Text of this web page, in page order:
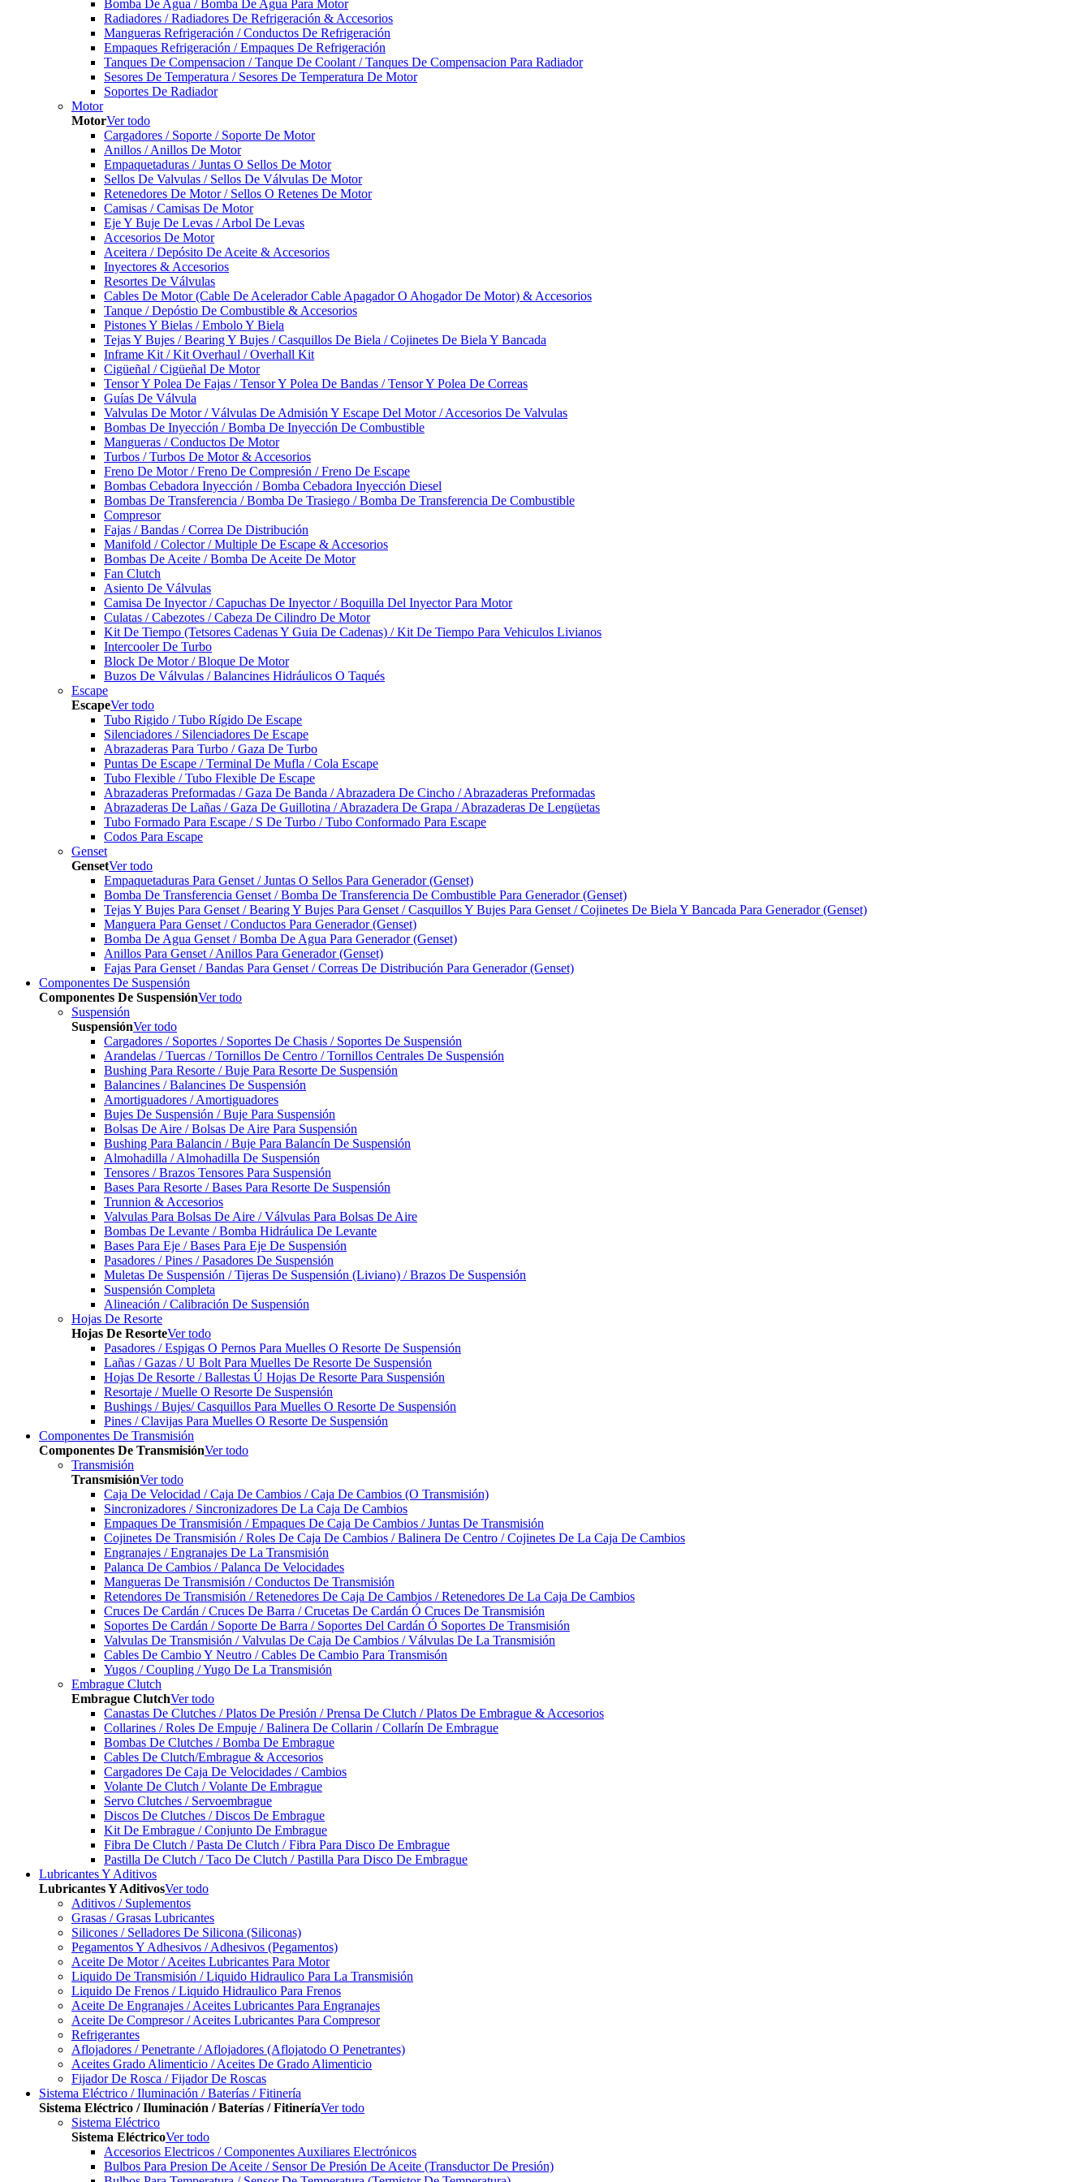
Bomba De Agua / Bomba De Agua Para Motor
Radiadores / Radiadores De Refrigeración & Accesorios
Mangueras Refrigeración / Conductos De Refrigeración
Empaques Refrigeración / Empaques De Refrigeración
Tanques De Compensacion / Tanque De Coolant / Tanques De Compensacion Para Radiador
Sesores De Temperatura / Sesores De Temperatura De Motor
Soportes De Radiador
Motor
MotorVer todo
Cargadores / Soporte / Soporte De Motor
Anillos / Anillos De Motor
Empaquetaduras / Juntas O Sellos De Motor
Sellos De Valvulas / Sellos De Válvulas De Motor
Retenedores De Motor / Sellos O Retenes De Motor
Camisas / Camisas De Motor
Eje Y Buje De Levas / Arbol De Levas
Accesorios De Motor
Aceitera / Depósito De Aceite & Accesorios
Inyectores & Accesorios
Resortes De Válvulas
Cables De Motor (Cable De Acelerador Cable Apagador O Ahogador De Motor) & Accesorios
Tanque / Depóstio De Combustible & Accesorios
Pistones Y Bielas / Embolo Y Biela
Tejas Y Bujes / Bearing Y Bujes / Casquillos De Biela / Cojinetes De Biela Y Bancada
Inframe Kit / Kit Overhaul / Overhall Kit
Cigüeñal / Cigüeñal De Motor
Tensor Y Polea De Fajas / Tensor Y Polea De Bandas / Tensor Y Polea De Correas
Guías De Válvula
Valvulas De Motor / Válvulas De Admisión Y Escape Del Motor / Accesorios De Valvulas
Bombas De Inyección / Bomba De Inyección De Combustible
Mangueras / Conductos De Motor
Turbos / Turbos De Motor & Accesorios
Freno De Motor / Freno De Compresión / Freno De Escape
Bombas Cebadora Inyección / Bomba Cebadora Inyección Diesel
Bombas De Transferencia / Bomba De Trasiego / Bomba De Transferencia De Combustible
Compresor
Fajas / Bandas / Correa De Distribución
Manifold / Colector / Multiple De Escape & Accesorios
Bombas De Aceite / Bomba De Aceite De Motor
Fan Clutch
Asiento De Válvulas
Camisa De Inyector / Capuchas De Inyector / Boquilla Del Inyector Para Motor
Culatas / Cabezotes / Cabeza De Cilindro De Motor
Kit De Tiempo (Tetsores Cadenas Y Guia De Cadenas) / Kit De Tiempo Para Vehiculos Livianos
Intercooler De Turbo
Block De Motor / Bloque De Motor
Buzos De Válvulas / Balancines Hidráulicos O Taqués
Escape
EscapeVer todo
Tubo Rigido / Tubo Rígido De Escape
Silenciadores / Silenciadores De Escape
Abrazaderas Para Turbo / Gaza De Turbo
Puntas De Escape / Terminal De Mufla / Cola Escape
Tubo Flexible / Tubo Flexible De Escape
Abrazaderas Preformadas / Gaza De Banda / Abrazadera De Cincho / Abrazaderas Preformadas
Abrazaderas De Lañas / Gaza De Guillotina / Abrazadera De Grapa / Abrazaderas De Lengüetas
Tubo Formado Para Escape / S De Turbo / Tubo Conformado Para Escape
Codos Para Escape
Genset
GensetVer todo
Empaquetaduras Para Genset / Juntas O Sellos Para Generador (Genset)
Bomba De Transferencia Genset / Bomba De Transferencia De Combustible Para Generador (Genset)
Tejas Y Bujes Para Genset / Bearing Y Bujes Para Genset / Casquillos Y Bujes Para Genset / Cojinetes De Biela Y Bancada Para Generador (Genset)
Manguera Para Genset / Conductos Para Generador (Genset)
Bomba De Agua Genset / Bomba De Agua Para Generador (Genset)
Anillos Para Genset / Anillos Para Generador (Genset)
Fajas Para Genset / Bandas Para Genset / Correas De Distribución Para Generador (Genset)
Componentes De Suspensión
Componentes De SuspensiónVer todo
Suspensión
SuspensiónVer todo
Cargadores / Soportes / Soportes De Chasis / Soportes De Suspensión
Arandelas / Tuercas / Tornillos De Centro / Tornillos Centrales De Suspensión
Bushing Para Resorte / Buje Para Resorte De Suspensión
Balancines / Balancines De Suspensión
Amortiguadores / Amortiguadores
Bujes De Suspensión / Buje Para Suspensión
Bolsas De Aire / Bolsas De Aire Para Suspensión
Bushing Para Balancin / Buje Para Balancín De Suspensión
Almohadilla / Almohadilla De Suspensión
Tensores / Brazos Tensores Para Suspensión
Bases Para Resorte / Bases Para Resorte De Suspensión
Trunnion & Accesorios
Valvulas Para Bolsas De Aire / Válvulas Para Bolsas De Aire
Bombas De Levante / Bomba Hidráulica De Levante
Bases Para Eje / Bases Para Eje De Suspensión
Pasadores / Pines / Pasadores De Suspensión
Muletas De Suspensión / Tijeras De Suspensión (Liviano) / Brazos De Suspensión
Suspensión Completa
Alineación / Calibración De Suspensión
Hojas De Resorte
Hojas De ResorteVer todo
Pasadores / Espigas O Pernos Para Muelles O Resorte De Suspensión
Lañas / Gazas / U Bolt Para Muelles De Resorte De Suspensión
Hojas De Resorte / Ballestas Ú Hojas De Resorte Para Suspensión
Resortaje / Muelle O Resorte De Suspensión
Bushings / Bujes/ Casquillos Para Muelles O Resorte De Suspensión
Pines / Clavijas Para Muelles O Resorte De Suspensión
Componentes De Transmisión
Componentes De TransmisiónVer todo
Transmisión
TransmisiónVer todo
Caja De Velocidad / Caja De Cambios / Caja De Cambios (O Transmisión)
Sincronizadores / Sincronizadores De La Caja De Cambios
Empaques De Transmisión / Empaques De Caja De Cambios / Juntas De Transmisión
Cojinetes De Transmisión / Roles De Caja De Cambios / Balinera De Centro / Cojinetes De La Caja De Cambios
Engranajes / Engranajes De La Transmisión
Palanca De Cambios / Palanca De Velocidades
Mangueras De Transmisión / Conductos De Transmisión
Retendores De Transmisión / Retenedores De Caja De Cambios / Retenedores De La Caja De Cambios
Cruces De Cardán / Cruces De Barra / Crucetas De Cardán Ó Cruces De Transmisión
Soportes De Cardán / Soporte De Barra / Soportes Del Cardán Ó Soportes De Transmisión
Valvulas De Transmisión / Valvulas De Caja De Cambios / Válvulas De La Transmisión
Cables De Cambio Y Neutro / Cables De Cambio Para Transmisón
Yugos / Coupling / Yugo De La Transmisión
Embrague Clutch
Embrague ClutchVer todo
Canastas De Clutches / Platos De Presión / Prensa De Clutch / Platos De Embrague & Accesorios
Collarines / Roles De Empuje / Balinera De Collarin / Collarín De Embrague
Bombas De Clutches / Bomba De Embrague
Cables De Clutch/Embrague & Accesorios
Cargadores De Caja De Velocidades / Cambios
Volante De Clutch / Volante De Embrague
Servo Clutches / Servoembrague
Discos De Clutches / Discos De Embrague
Kit De Embrague / Conjunto De Embrague
Fibra De Clutch / Pasta De Clutch / Fibra Para Disco De Embrague
Pastilla De Clutch / Taco De Clutch / Pastilla Para Disco De Embrague
Lubricantes Y Aditivos
Lubricantes Y AditivosVer todo
Aditivos / Suplementos
Grasas / Grasas Lubricantes
Silicones / Selladores De Silicona (Siliconas)
Pegamentos Y Adhesivos / Adhesivos (Pegamentos)
Aceite De Motor / Aceites Lubricantes Para Motor
Liquido De Transmisión / Liquido Hidraulico Para La Transmisión
Liquido De Frenos / Liquido Hidraulico Para Frenos
Aceite De Engranajes / Aceites Lubricantes Para Engranajes
Aceite De Compresor / Aceites Lubricantes Para Compresor
Refrigerantes
Aflojadores / Penetrante / Aflojadores (Aflojatodo O Penetrantes)
Aceites Grado Alimenticio / Aceites De Grado Alimenticio
Fijador De Rosca / Fijador De Roscas
Sistema Eléctrico / Iluminación / Baterías / Fitinería
Sistema Eléctrico / Iluminación / Baterías / FitineríaVer todo
Sistema Eléctrico
Sistema EléctricoVer todo
Accesorios Electricos / Componentes Auxiliares Electrónicos
Bulbos Para Presion De Aceite / Sensor De Presión De Aceite (Transductor De Presión)